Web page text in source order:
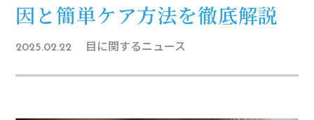
因と簡単ケア方法を徹底解説
2025.02.22 目に関するニュース